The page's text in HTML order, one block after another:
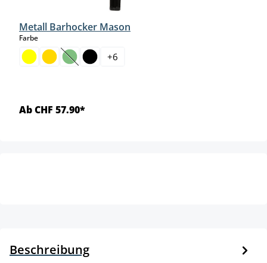
Metall Barhocker Mason
Farbeauswählen
(Diese Option ist zurzeit nicht verfügbar.)
+6
Ab CHF 57.90*
Beschreibung